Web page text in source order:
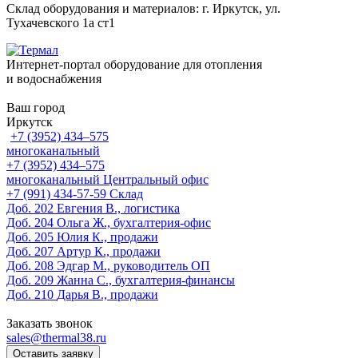
Склад оборудования и материалов: г. Иркутск, ул.
Тухачевского 1а ст1
Интернет-портал оборудование для отопления
и водоснабжения
Ваш город
Иркутск
+7 (3952) 434‒575
многоканальный
+7 (3952) 434‒575
многоканальный Центральный офис
‎+7 (991) 434-57-59 Склад
Доб. 202 Евгения В., логистика
Доб. 204 Ольга Ж., бухгалтерия-офис
Доб. 205 Юлия К., продажи
Доб. 207 Артур К., продажи
Доб. 208 Эдгар М., руководитель ОП
Доб. 209 Жанна С., бухгалтерия-финансы
Доб. 210 Дарья В., продажи
Заказать звонок
sales@thermal38.ru
Оставить заявку